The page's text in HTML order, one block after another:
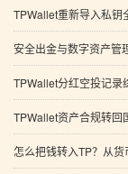
TPWallet重新导入私钥
安全出金与数字资产管理
TPWallet分红空投记录
TPWallet资产合规转回
怎么把钱转入TP？从